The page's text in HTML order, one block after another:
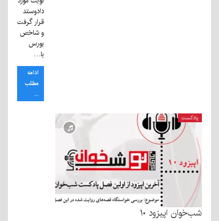
دادوستد
قرار گرفت
و شاخص
بورس
با…
ادامه
مطلب
...
پادکست
شب‌خوان اپیزود ۱۰